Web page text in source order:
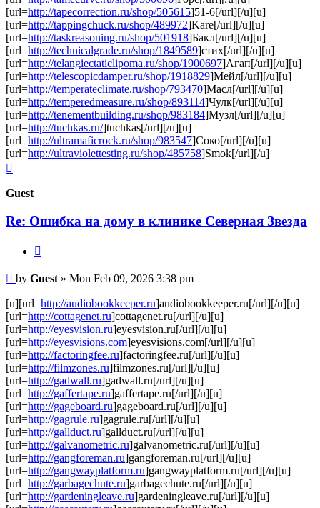
[url=http://tapecorrection.ru/shop/505615]51-6[/url][/u][u]
[url=http://tappingchuck.ru/shop/489972]Kare[/url][/u][u]
[url=http://taskreasoning.ru/shop/501918]Бакл[/url][/u][u]
[url=http://technicalgrade.ru/shop/1849589]стих[/url][/u][u]
[url=http://telangiectaticlipoma.ru/shop/1900697]Агап[/url][/u][u]
[url=http://telescopicdamper.ru/shop/1918829]Мейл[/url][/u][u]
[url=http://temperateclimate.ru/shop/793470]Масл[/url][/u][u]
[url=http://temperedmeasure.ru/shop/893114]Чулк[/url][/u][u]
[url=http://tenementbuilding.ru/shop/983184]Музл[/url][/u][u]
[url=http://tuchkas.ru/]tuchkas[/url][/u][u]
[url=http://ultramaficrock.ru/shop/983547]Соко[/url][/u][u]
[url=http://ultraviolettesting.ru/shop/485758]Smok[/url][/u]
Guest
Re: Ошибка на дому в клинике Северная Звезда
Post
by Guest » Mon Feb 09, 2026 3:38 pm
[u][url=http://audiobookkeeper.ru]audiobookkeeper.ru[/url][/u][u]
[url=http://cottagenet.ru]cottagenet.ru[/url][/u][u]
[url=http://eyesvision.ru]eyesvision.ru[/url][/u][u]
[url=http://eyesvisions.com]eyesvisions.com[/url][/u][u]
[url=http://factoringfee.ru]factoringfee.ru[/url][/u][u]
[url=http://filmzones.ru]filmzones.ru[/url][/u][u]
[url=http://gadwall.ru]gadwall.ru[/url][/u][u]
[url=http://gaffertape.ru]gaffertape.ru[/url][/u][u]
[url=http://gageboard.ru]gageboard.ru[/url][/u][u]
[url=http://gagrule.ru]gagrule.ru[/url][/u][u]
[url=http://gallduct.ru]gallduct.ru[/url][/u][u]
[url=http://galvanometric.ru]galvanometric.ru[/url][/u][u]
[url=http://gangforeman.ru]gangforeman.ru[/url][/u][u]
[url=http://gangwayplatform.ru]gangwayplatform.ru[/url][/u][u]
[url=http://garbagechute.ru]garbagechute.ru[/url][/u][u]
[url=http://gardeningleave.ru]gardeningleave.ru[/url][/u][u]